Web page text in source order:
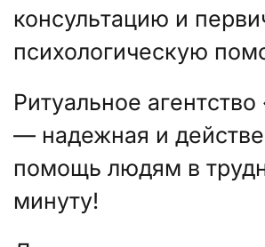
консультацию и
психологическую
Ритуальное
— надежная и
помощь людям в
минуту!